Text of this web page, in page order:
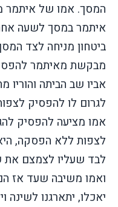
המסך. אמו של איתמר
איתמר במסך לשעה
ביטחון מניחה לצד
מבקשת מאיתמר
אביו שב הביתה והוריו
לגרום לו להפסיק
אמו מציעה להפסיק
לצפות ללא הפסקה,
לבד שעליו לצמצם את
ואמו משיבה שעד אז
יאכלו, יתארגנו לשינה